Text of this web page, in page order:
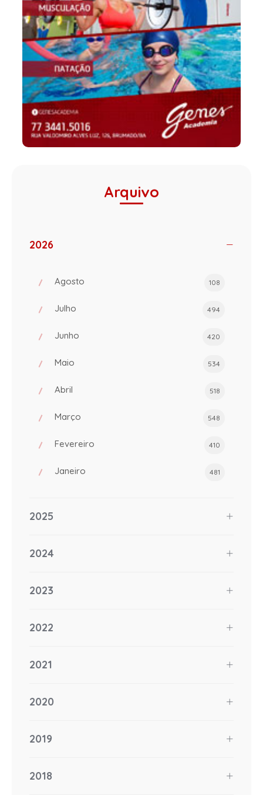
Arquivo
2026
Agosto 108
Julho 494
Junho 420
Maio 534
Abril 518
Março 548
Fevereiro 410
Janeiro 481
2025
2024
2023
2022
2021
2020
2019
2018